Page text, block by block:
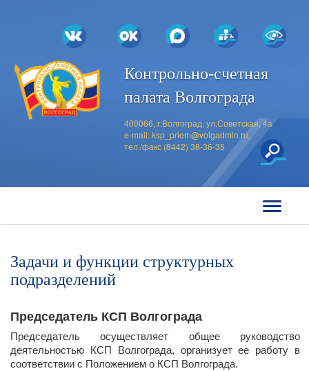
Контрольно-счетная
палата Волгограда
400066, г.Волгоград, ул.Советская, 4а
e-mail:ksp_priem@volgadmin.ru,
тел./факс (8442) 38-36-35
Задачи и функции структурных
подразделений
Председатель КСП Волгограда
​Председатель осуществляет общее руководство
деятельностью КСП Волгограда, организует ее работу в
соответствии с Положением о КСП Волгограда.